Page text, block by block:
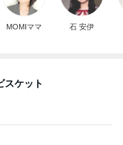
MOMIママ 石 安伊
スケット